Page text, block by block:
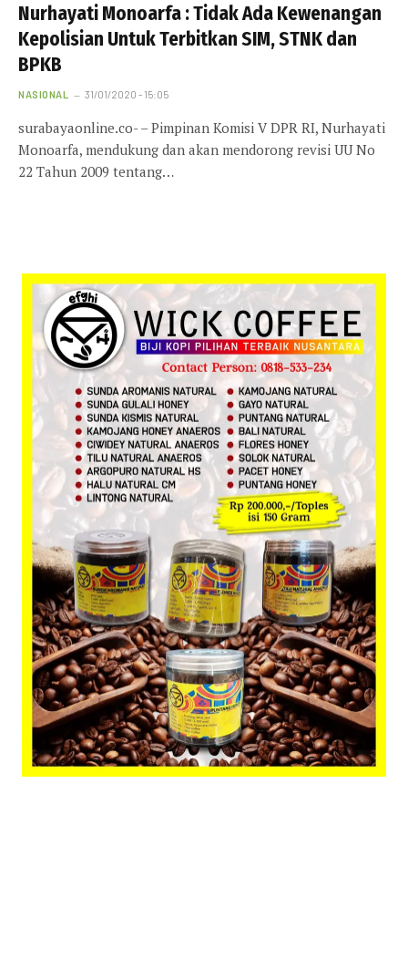
Nurhayati Monoarfa : Tidak Ada Kewenangan
Kepolisian Untuk Terbitkan SIM, STNK dan
BPKB
NASIONAL 31/01/2020 - 15:05
surabayaonline.co- – Pimpinan Komisi V DPR RI, Nurhayati
Monoarfa, mendukung dan akan mendorong revisi UU No
22 Tahun 2009 tentang…